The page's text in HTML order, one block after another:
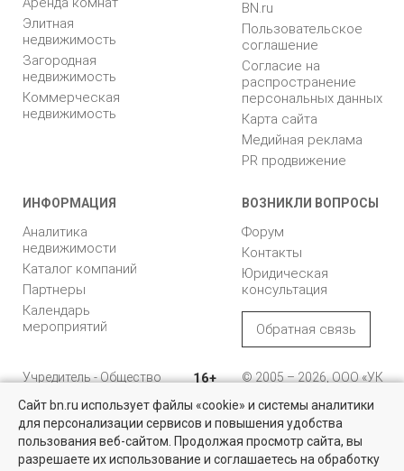
Найти квартиру - это просто!
Выбирайте среди 14 тысяч проверенных вариантов на вторичом
рынке жилья на портале BN.ru
Элитная
недвижимость
Загородная
недвижимость
Коммерческая
недвижимость
BN.ru
Пользовательское
соглашение
Согласие на
распространение
персональных данных
Карта сайта
Медийная реклама
PR продвижение
ИНФОРМАЦИЯ
Аналитика
недвижимости
Каталог компаний
Партнеры
Календарь
мероприятий
ВОЗНИКЛИ ВОПРОСЫ
Форум
Контакты
Юридическая
консультация
Обратная связь
Учредитель - Общество
ответственностью
"Управляющая
компания "Бюллетень
недвижимости"
16+
© 2005 – 2026, ООО «УК
196105, Санкт-
Петербург, пр. Юрия
Гагарина, 1
Сайт bn.ru использует файлы «cookie» и системы аналитики
для персонализации сервисов и повышения удобства
пользования веб-сайтом. Продолжая просмотр сайта, вы
разрешаете их использование и соглашаетесь на обработку